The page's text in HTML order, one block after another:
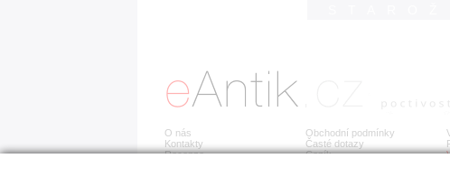
O nás
Kontakty
Recenze
Obchodní podmínky
Časté dotazy
Ceník